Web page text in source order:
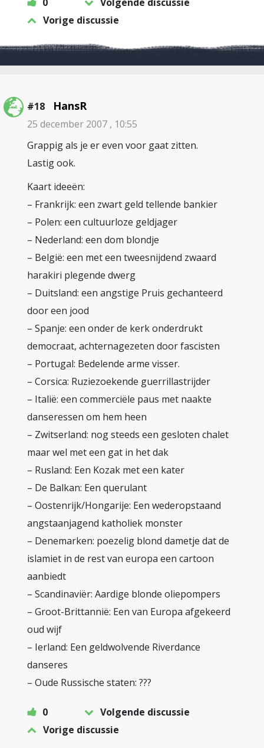
Vorige discussie
#18 HansR
25 december 2007 , 10:55
Grappig als je er even voor gaat zitten.
Lastig ook.
Kaart ideeën:
– Frankrijk: een zwart geld tellende bankier
– Polen: een cultuurloze geldjager
– Nederland: een dom blondje
– België: een met een tweesnijdend zwaard
harakiri plegende dwerg
– Duitsland: een angstige Pruis gechanteerd
door een jood
– Spanje: een onder de kerk onderdrukt
democraat, achternagezeten door fascisten
– Portugal: Bedelende arme visser.
– Corsica: Ruziezoekende guerrillastrijder
– Italië: een commerciële paus met naakte
danseressen om hem heen
– Zwitserland: nog steeds een gesloten chalet
maar wel met een gat in het dak
– Rusland: Een Kozak met een kater
– De Balkan: Een querulant
– Oostenrijk/Hongarije: Een wederopstaand
angstaanjagend katholiek monster
– Denemarken: poezelig blond dametje dat de
islamiet in de rest van europa een cartoon
aanbiedt
– Scandinaviër: Aardige blonde oliepompers
– Groot-Brittannië: Een van Europa afgekeerd
oud wijf
– Ierland: Een geldwolvende Riverdance
danseres
– Oude Russische staten: ???
0
Volgende discussie
Vorige discussie